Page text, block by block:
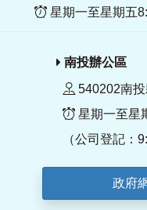
星期一至星期五
南投辦公區
540202南
星期一至星
（公司登記：
政府